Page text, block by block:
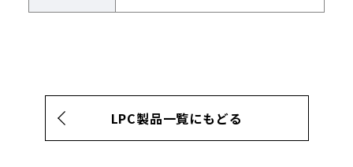
LPC製品一覧にもどる